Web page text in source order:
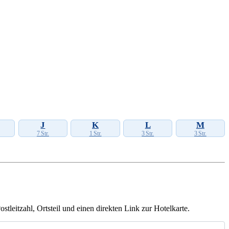
J
7 Str.
K
1 Str.
L
3 Str.
M
3 Str.
Ortsteil und einen direkten Link zur Hotelkarte.